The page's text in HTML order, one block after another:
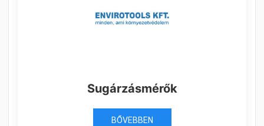
Sugárzásmérők
BŐVEBBEN